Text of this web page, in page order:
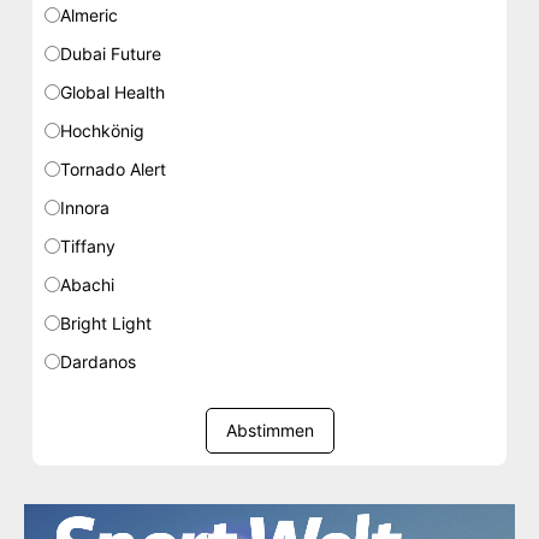
Almeric
Dubai Future
Global Health
Hochkönig
Tornado Alert
Innora
Tiffany
Abachi
Bright Light
Dardanos
Abstimmen